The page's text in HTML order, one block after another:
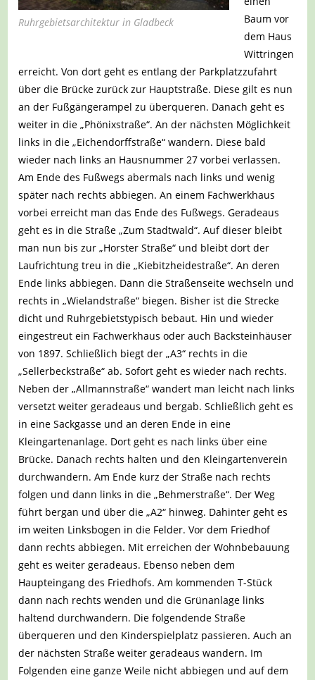
Ruhrgebietsarchitektur in Gladbeck
Baum vor
dem Haus
Wittringen
erreicht. Von dort geht es entlang der Parkplatzzufahrt
über die Brücke zurück zur Hauptstraße. Diese gilt es nun
an der Fußgängerampel zu überqueren. Danach geht es
weiter in die „Phönixstraße“. An der nächsten Möglichkeit
links in die „Eichendorffstraße“ wandern. Diese bald
wieder nach links an Hausnummer 27 vorbei verlassen.
Am Ende des Fußwegs abermals nach links und wenig
später nach rechts abbiegen. An einem Fachwerkhaus
vorbei erreicht man das Ende des Fußwegs. Geradeaus
geht es in die Straße „Zum Stadtwald“. Auf dieser bleibt
man nun bis zur „Horster Straße“ und bleibt dort der
Laufrichtung treu in die „Kiebitzheidestraße“. An deren
Ende links abbiegen. Dann die Straßenseite wechseln und
rechts in „Wielandstraße“ biegen. Bisher ist die Strecke
dicht und Ruhrgebietstypisch bebaut. Hin und wieder
eingestreut ein Fachwerkhaus oder auch Backsteinhäuser
von 1897. Schließlich biegt der „A3“ rechts in die
„Sellerbeckstraße“ ab. Sofort geht es wieder nach rechts.
Neben der „Allmannstraße“ wandert man leicht nach links
versetzt weiter geradeaus und bergab. Schließlich geht es
in eine Sackgasse und an deren Ende in eine
Kleingartenanlage. Dort geht es nach links über eine
Brücke. Danach rechts halten und den Kleingartenverein
durchwandern. Am Ende kurz der Straße nach rechts
folgen und dann links in die „Behmerstraße“. Der Weg
führt bergan und über die „A2“ hinweg. Dahinter geht es
im weiten Linksbogen in die Felder. Vor dem Friedhof
dann rechts abbiegen. Mit erreichen der Wohnbebauung
geht es weiter geradeaus. Ebenso neben dem
Haupteingang des Friedhofs. Am kommenden T-Stück
dann nach rechts wenden und die Grünanlage links
haltend durchwandern. Die folgendende Straße
überqueren und den Kinderspielplatz passieren. Auch an
der nächsten Straße weiter geradeaus wandern. Im
Folgenden eine ganze Weile nicht abbiegen und auf dem